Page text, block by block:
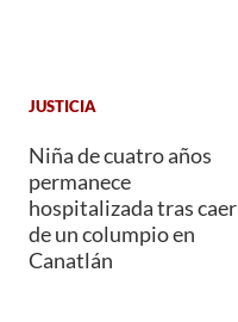
JUSTICIA
Niña de cuatro años
permanece
hospitalizada tras caer
de un columpio en
Canatlán